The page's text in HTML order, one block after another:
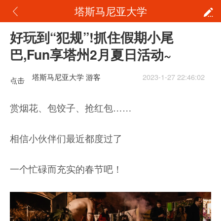
塔斯马尼亚大学
好玩到“犯规”!抓住假期小尾
巴,Fun享塔州2月夏日活动~
点击
塔斯马尼亚大学 游客 2023-1-27 22:46:02
赏烟花、包饺子、抢红包……
相信小伙伴们最近都度过了
一个忙碌而充实的春节吧！